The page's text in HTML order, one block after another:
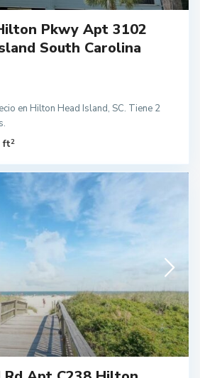
Pkwy Apt 3102
South Carolina
en Hilton Head Island, SC. Tiene 2
ft2